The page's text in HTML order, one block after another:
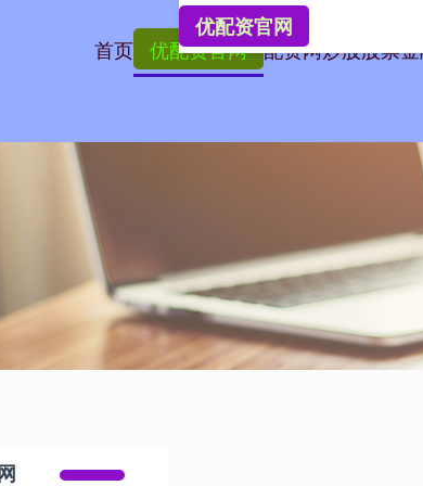
首页 优配资官网 配资网炒股股票
优配资官网